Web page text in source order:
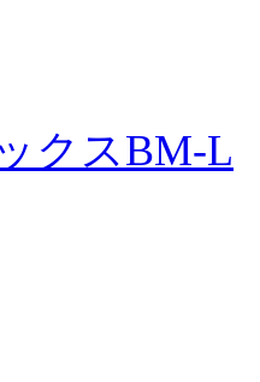
クスBM-L